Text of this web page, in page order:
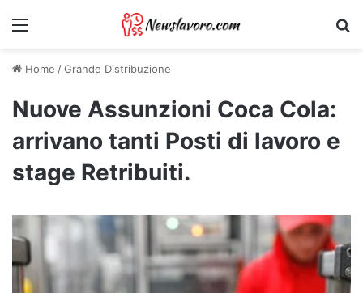
Menu
Home /Grande Distribuzione
Nuove Assunzioni Coca Cola:
arrivano tanti Posti di lavoro e
stage Retribuiti.